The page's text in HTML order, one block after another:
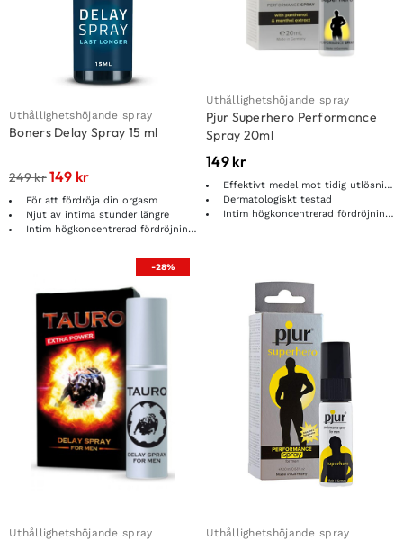
Uthållighetshöjande spray
Boners Delay Spray 15 ml
249kr149 kr
För att fördröja din orgasm
Njut av intima stunder längre
Intim högkoncentrerad fördröjnings spray
Uthållighetshöjande spray
Pjur Superhero Performance
Spray 20ml
149 kr
Effektivt medel mot tidig utlösning
Dermatologiskt testad
Intim högkoncentrerad fördröjnings spray
-28%
Uthållighetshöjande spray Uthållighetshöjande spray